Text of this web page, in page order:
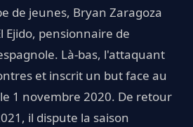
de jeunes, Bryan Zaragoza
Ejido, pensionnaire de
Là-bas, l'attaquant
et inscrit un but face au
1 novembre 2020. De retour
il dispute la saison